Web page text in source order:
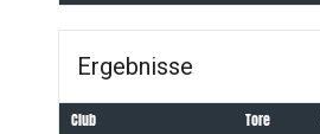
Ergebnisse
Club Tore